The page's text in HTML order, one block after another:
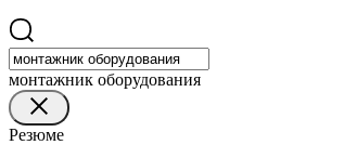
монтажник оборудования
Резюме